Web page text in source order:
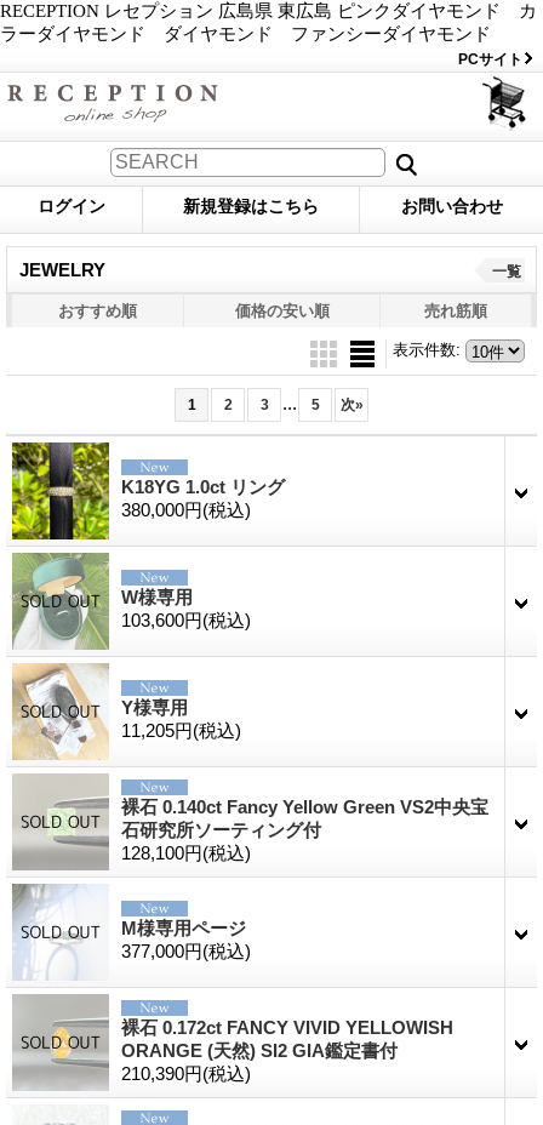
RECEPTION レセプション 広島県 東広島 ピンクダイヤモンド カ
ラーダイヤモンド ダイヤモンド ファンシーダイヤモンド
PCサイト
ログイン 新規登録はこちら お問い合わせ
JEWELRY 一覧
おすすめ順 価格の安い順 売れ筋順
表示件数:
1 2 3 ... 5 次»
K18YG 1.0ct リング
380,000円(税込)
W様専用
103,600円(税込)
Y様専用
11,205円(税込)
裸石 0.140ct Fancy Yellow Green VS2中央宝
石研究所ソーティング付
128,100円(税込)
M様専用ページ
377,000円(税込)
裸石 0.172ct FANCY VIVID YELLOWISH
ORANGE (天然) SI2 GIA鑑定書付
210,390円(税込)